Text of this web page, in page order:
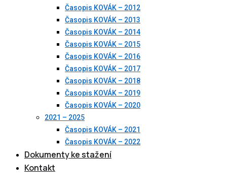
Časopis KOVÁK – 2012
Časopis KOVÁK – 2013
Časopis KOVÁK – 2014
Časopis KOVÁK – 2015
Časopis KOVÁK – 2016
Časopis KOVÁK – 2017
Časopis KOVÁK – 2018
Časopis KOVÁK – 2019
Časopis KOVÁK – 2020
2021 – 2025
Časopis KOVÁK – 2021
Časopis KOVÁK – 2022
Dokumenty ke stažení
Kontakt